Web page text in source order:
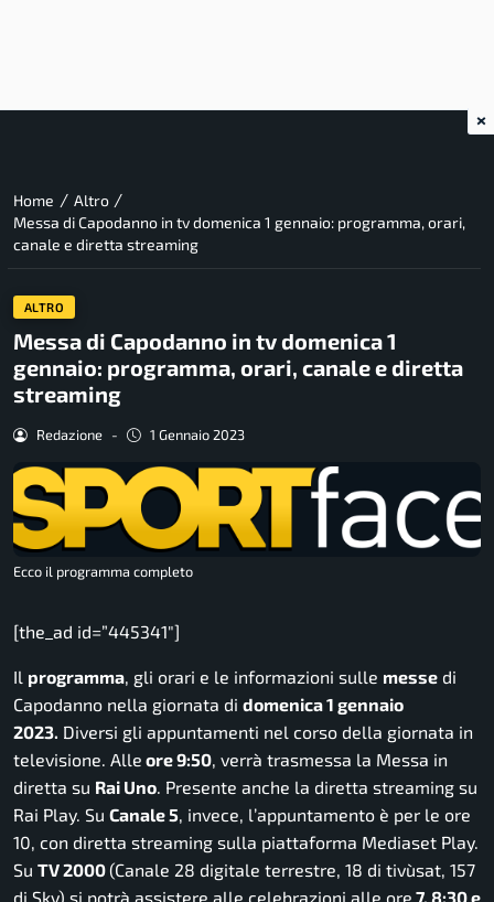
Home / Altro /
Messa di Capodanno in tv domenica 1 gennaio: programma, orari,
canale e diretta streaming
ALTRO
Messa di Capodanno in tv domenica 1
gennaio: programma, orari, canale e diretta
streaming
Redazione - 1 Gennaio 2023
Ecco il programma completo
[the_ad id=”445341″]
Il programma , gli orari e le informazioni sulle messe di
Capodanno nella giornata di domenica 1 gennaio
2023. Diversi gli appuntamenti nel corso della giornata in
televisione. Alle ore 9:50 , verrà trasmessa la Messa in
diretta su Rai Uno . Presente anche la diretta streaming su
Rai Play. Su Canale 5 , invece, l’appuntamento è per le ore
10, con diretta streaming sulla piattaforma Mediaset Play.
Su TV 2000(Canale 28 digitale terrestre, 18 di tivùsat, 157
di Sky) si potrà assistere alle celebrazioni alle ore 7, 8:30 e
×